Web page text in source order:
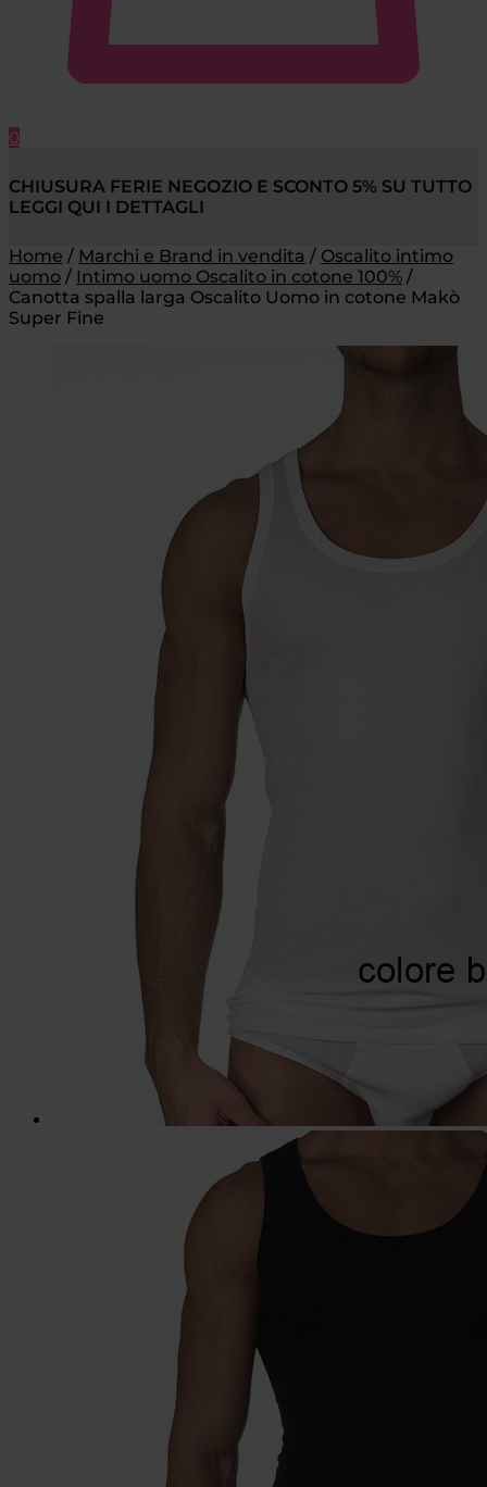
0
CHIUSURA FERIE NEGOZIO E SCONTO 5% SU TUTTO
LEGGI QUI I DETTAGLI
Home / Marchi e Brand in vendita / Oscalito intimo
uomo / Intimo uomo Oscalito in cotone 100% /
Canotta spalla larga Oscalito Uomo in cotone Makò
Super Fine